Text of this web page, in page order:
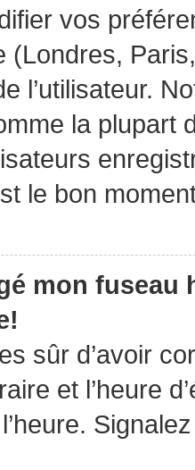
vos
(Londres,
l’utilisateur.
la plupart
le bon
mon fuseau
sûr d’avoir
et l’heure